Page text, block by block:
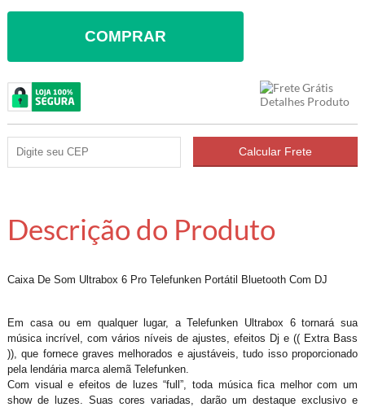
COMPRAR
Descrição do Produto
Caixa De Som Ultrabox 6 Pro Telefunken Portátil Bluetooth Com DJ
Em casa ou em qualquer lugar, a Telefunken Ultrabox 6 tornará sua
música incrível, com vários níveis de ajustes, efeitos Dj e (( Extra Bass
)), que fornece graves melhorados e ajustáveis, tudo isso proporcionado
pela lendária marca alemã Telefunken.
Com visual e efeitos de luzes “full”, toda música fica melhor com um
show de luzes. Suas cores variadas, darão um destaque exclusivo e